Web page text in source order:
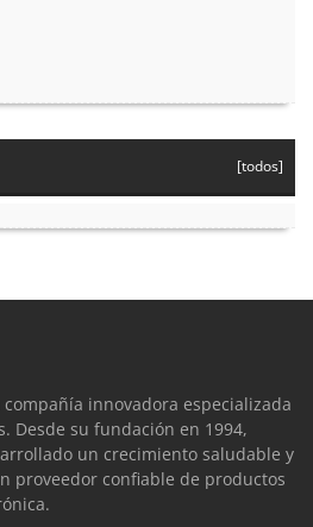
[todos]
innovadora especializada
Desde su fundación en 1994,
un crecimiento saludable y
proveedor confiable de productos